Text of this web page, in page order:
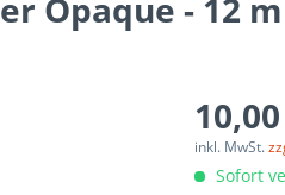
Opaque - 12
inkl. MwSt.
Sofort